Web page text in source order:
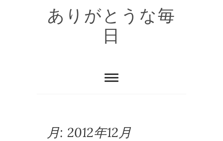
ありがとうな毎
日
月: 2012年12月